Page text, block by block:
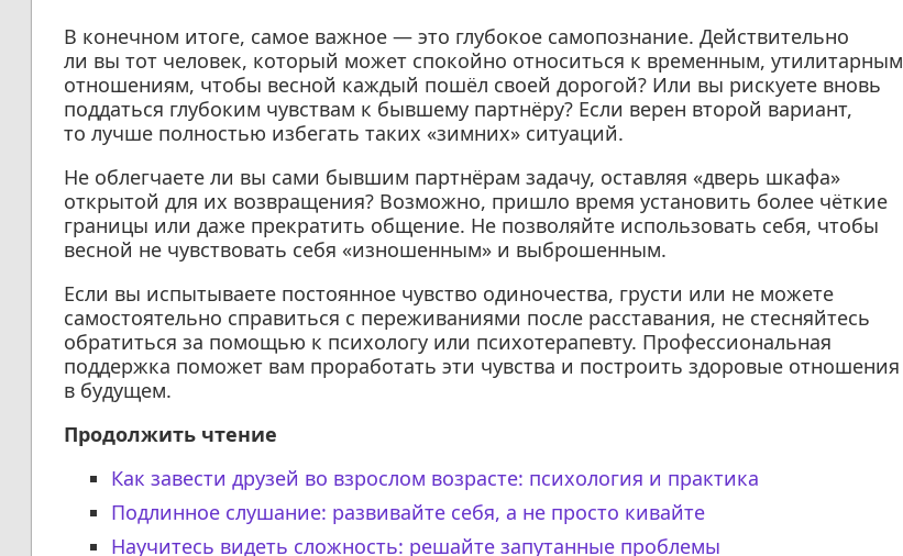
В конечном итоге, самое важное — это глубокое самопознание. Действительно
ли вы тот человек, который может спокойно относиться к временным, утилитарным
отношениям, чтобы весной каждый пошёл своей дорогой? Или вы рискуете вновь
поддаться глубоким чувствам к бывшему партнёру? Если верен второй вариант,
то лучше полностью избегать таких «зимних» ситуаций.
Не облегчаете ли вы сами бывшим партнёрам задачу, оставляя «дверь шкафа»
открытой для их возвращения? Возможно, пришло время установить более чёткие
границы или даже прекратить общение. Не позволяйте использовать себя, чтобы
весной не чувствовать себя «изношенным» и выброшенным.
Если вы испытываете постоянное чувство одиночества, грусти или не можете
самостоятельно справиться с переживаниями после расставания, не стесняйтесь
обратиться за помощью к психологу или психотерапевту. Профессиональная
поддержка поможет вам проработать эти чувства и построить здоровые отношения
в будущем.
Продолжить чтение
Как завести друзей во взрослом возрасте: психология и практика
Подлинное слушание: развивайте себя, а не просто кивайте
Научитесь видеть сложность: решайте запутанные проблемы